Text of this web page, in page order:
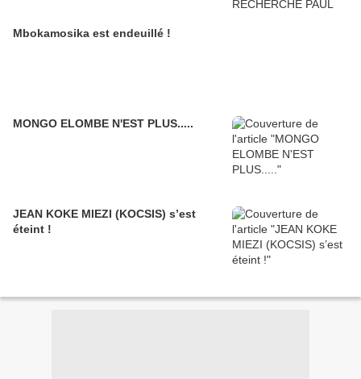
Mbokamosika est endeuillé !
MONGO ELOMBE N'EST PLUS.....
JEAN KOKE MIEZI (KOCSIS) s’est
éteint !